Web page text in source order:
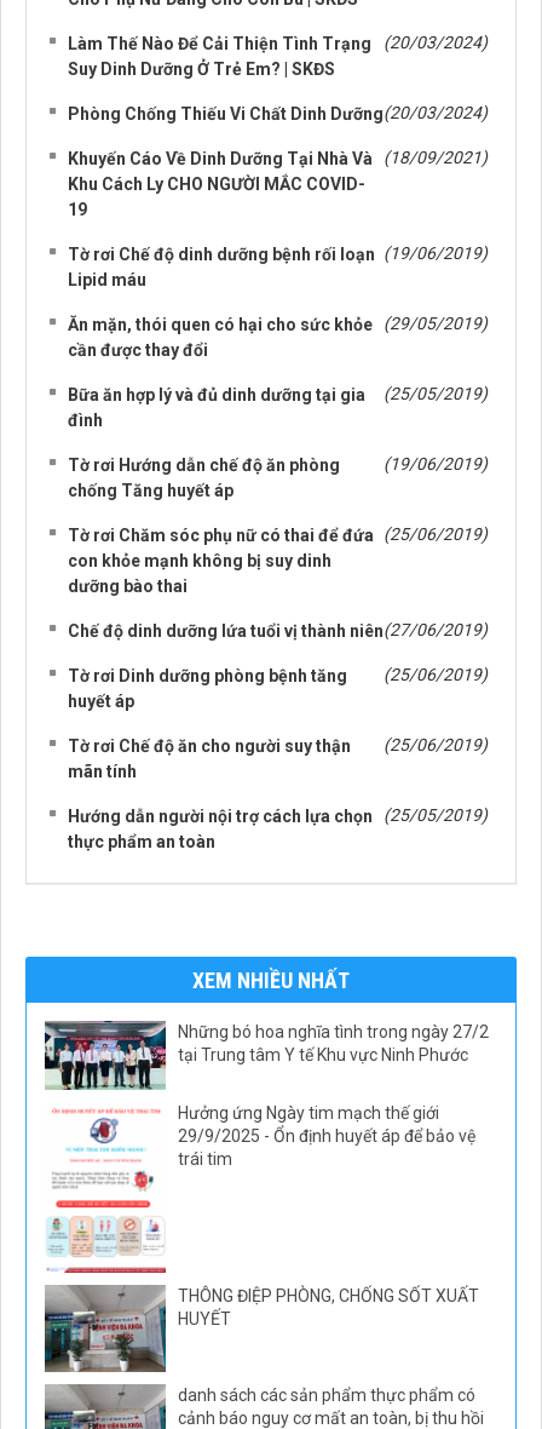
Làm Thế Nào Để Cải Thiện Tình Trạng
Suy Dinh Dưỡng Ở Trẻ Em? | SKĐS
(20/03/2024)
Phòng Chống Thiếu Vi Chất Dinh Dưỡng(20/03/2024)
Khuyến Cáo Về Dinh Dưỡng Tại Nhà Và
Khu Cách Ly CHO NGƯỜI MẮC COVID-
19
(18/09/2021)
Tờ rơi Chế độ dinh dưỡng bệnh rối loạn
Lipid máu
(19/06/2019)
Ăn mặn, thói quen có hại cho sức khỏe
cần được thay đổi
(29/05/2019)
Bữa ăn hợp lý và đủ dinh dưỡng tại gia
đình
(25/05/2019)
Tờ rơi Hướng dẫn chế độ ăn phòng
chống Tăng huyết áp
(19/06/2019)
Tờ rơi Chăm sóc phụ nữ có thai để đứa
con khỏe mạnh không bị suy dinh
dưỡng bào thai
(25/06/2019)
Chế độ dinh dưỡng lứa tuổi vị thành niên(27/06/2019)
Tờ rơi Dinh dưỡng phòng bệnh tăng
huyết áp
(25/06/2019)
Tờ rơi Chế độ ăn cho người suy thận
mãn tính
(25/06/2019)
Hướng dẫn người nội trợ cách lựa chọn
thực phẩm an toàn
(25/05/2019)
XEM NHIỀU NHẤT
Những bó hoa nghĩa tình trong ngày 27/2
tại Trung tâm Y tế Khu vực Ninh Phước
Hưởng ứng Ngày tim mạch thế giới
29/9/2025 - Ổn định huyết áp để bảo vệ
trái tim
THÔNG ĐIỆP PHÒNG, CHỐNG SỐT XUẤT
HUYẾT
danh sách các sản phẩm thực phẩm có
cảnh báo nguy cơ mất an toàn, bị thu hồi